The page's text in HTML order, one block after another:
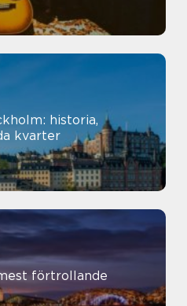
historia,
kvarter
förtrollande